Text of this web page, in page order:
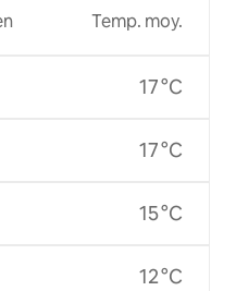
Temp. moy.
17 °C
17 °C
15 °C
12 °C